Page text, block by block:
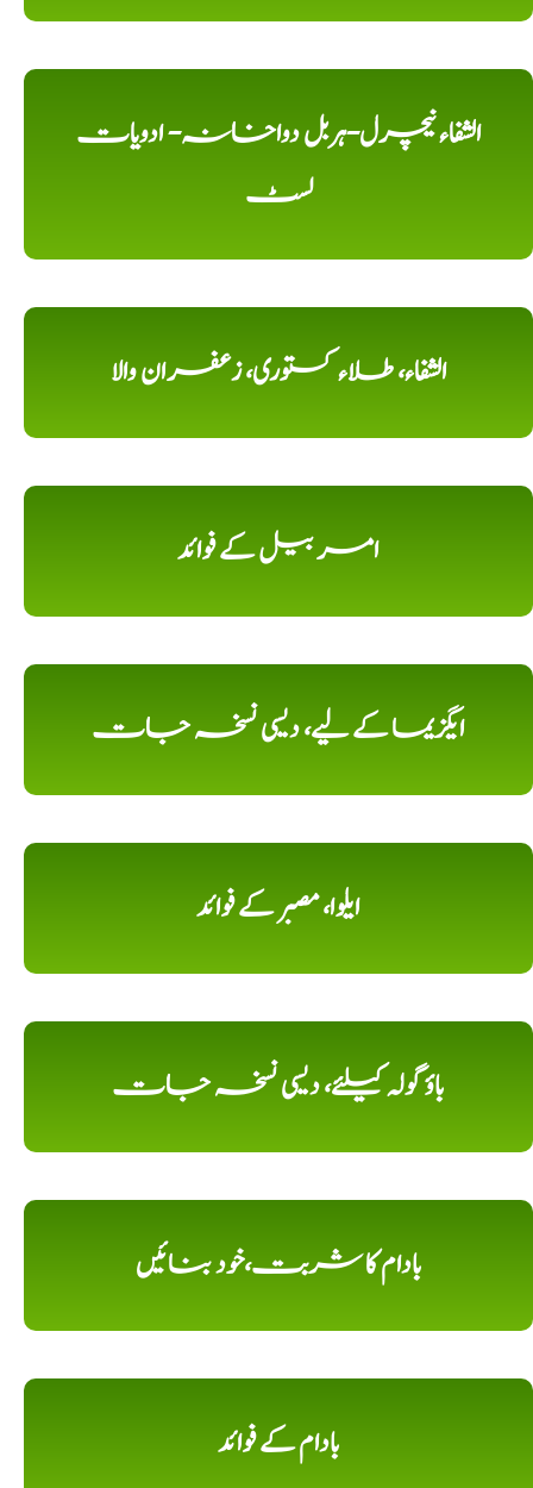
الشفاء نیچرل-ہربل دواخانہ- ادویات
لسٹ
الشفاء، طلاء کستوری، زعفران والا
امر بیل کے فوائد
ایگزیما کے لیے، دیسی نسخہ جات
ایلوا، مصبر کے فوائد
باؤ گولہ کیلئے، دیسی نسخہ جات
بادام کا شربت،خود بنائیں
بادام کے فوائد